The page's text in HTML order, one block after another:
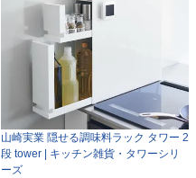
山崎実業 隠せる調味料ラック タワー 2
段 tower | キッチン雑貨・タワーシリ
ーズ